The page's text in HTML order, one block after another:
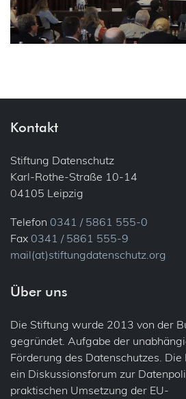
Kontakt
Stiftung Datenschutz
Karl-Rothe-Straße 10-14
04105 Leipzig
Telefon 0341 / 5861 555-0
Fax 0341 / 5861 555-9
mail(at)stiftungdatenschutz.org
Über uns
Die Stiftung wurde 2013 von der
gegründet. Aufgabe der
Förderung des Datenschutzes.
ein Diskussionsforum zur
praktischen Umsetzung der EU-